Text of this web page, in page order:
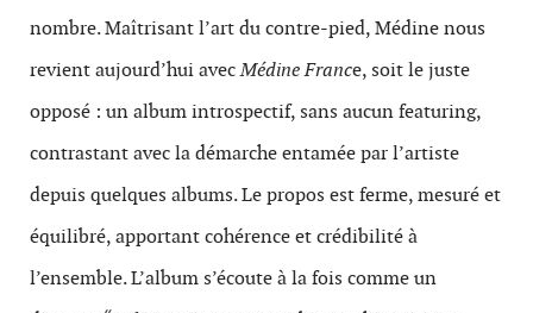
nombre. Maîtrisant l’art du contre-pied, Médine nous
revient aujourd’hui avecMédine France, soit le juste
opposé : un album introspectif, sans aucun featuring,
contrastant avec la démarche entamée par l’artiste
depuis quelques albums. Le propos est ferme, mesuré et
équilibré, apportant cohérence et crédibilité à
l’ensemble. L’album s’écoute à la fois comme un